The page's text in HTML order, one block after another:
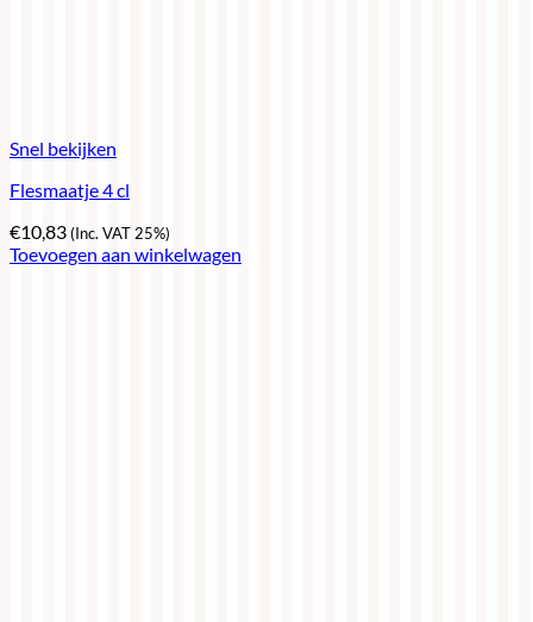
Snel bekijken
Flesmaatje 4 cl
€10,83(Inc. VAT 25%)
Toevoegen aan winkelwagen